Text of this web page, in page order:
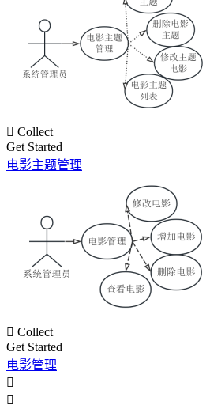
 Collect
Get Started
电影主题管理
 Collect
Get Started
电影管理

